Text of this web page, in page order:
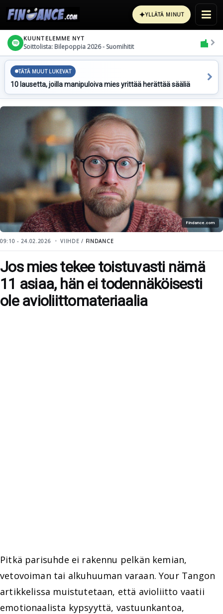
✦YLLÄTÄ MINUT
KUUNTELEMME NYT
Soittolista: Bilepoppia 2026 - Suomihitit
TÄTÄ MUUT LUKEVAT
10 lausetta, joilla manipuloiva mies yrittää herättää sääliä
Findance.com
09:10 - 24.02.2026 VIIHDE / FINDANCE
Jos mies tekee toistuvasti nämä
11 asiaa, hän ei todennäköisesti
ole avioliittomateriaalia
Pitkä parisuhde ei rakennu pelkän kemian,
vetovoiman tai alkuhuuman varaan. Your Tangon
artikkelissa muistutetaan, että avioliitto vaatii
emotionaalista kypsyyttä, vastuunkantoa,